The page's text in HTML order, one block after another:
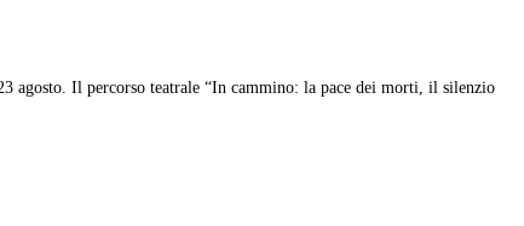
agosto. Il percorso teatrale “In cammino: la pace dei morti, il silenzio